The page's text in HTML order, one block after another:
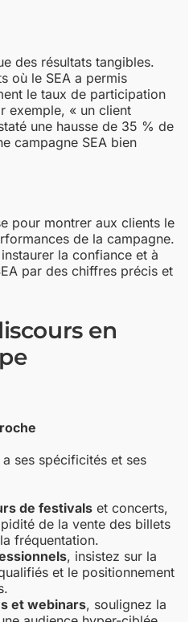
des résultats tangibles.
où le SEA a permis
le taux de participation
exemple, « un client
une hausse de 35 % de
campagne SEA bien
pour montrer aux clients le
de la campagne.
la confiance et à
par des chiffres précis et
en
a ses spécificités et ses
de festivals et concerts,
de la vente des billets
fréquentation.
, insistez sur la
et le positionnement
et webinars, soulignez la